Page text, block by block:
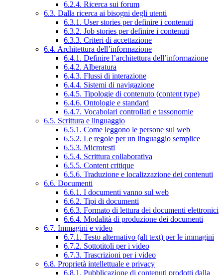
6.2.4. Ricerca sui forum
6.3. Dalla ricerca ai bisogni degli utenti
6.3.1. User stories per definire i contenuti
6.3.2. Job stories per definire i contenuti
6.3.3. Criteri di accettazione
6.4. Architettura dell’informazione
6.4.1. Definire l’architettura dell’informazione
6.4.2. Alberatura
6.4.3. Flussi di interazione
6.4.4. Sistemi di navigazione
6.4.5. Tipologie di contenuto (content type)
6.4.6. Ontologie e standard
6.4.7. Vocabolari controllati e tassonomie
6.5. Scrittura e linguaggio
6.5.1. Come leggono le persone sul web
6.5.2. Le regole per un linguaggio semplice
6.5.3. Microtesti
6.5.4. Scrittura collaborativa
6.5.5. Content critique
6.5.6. Traduzione e localizzazione dei contenuti
6.6. Documenti
6.6.1. I documenti vanno sul web
6.6.2. Tipi di documenti
6.6.3. Formato di lettura dei documenti elettronici
6.6.4. Modalità di produzione dei documenti
6.7. Immagini e video
6.7.1. Testo alternativo (alt text) per le immagini
6.7.2. Sottotitoli per i video
6.7.3. Trascrizioni per i video
6.8. Proprietà intellettuale e privacy
6.8.1. Pubblicazione di contenuti prodotti dalla